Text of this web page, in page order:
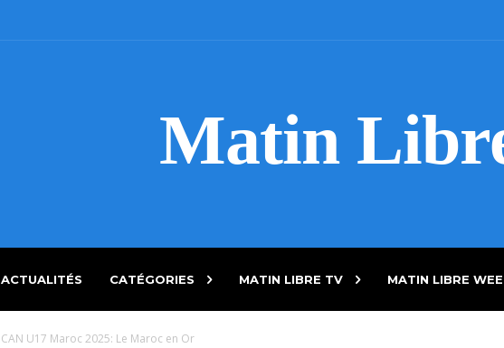
Matin
ACTUALITÉS CATÉGORIES MATIN LIBRE TV MATIN LIBRE
CAN U17 Maroc 2025: Le Maroc en Or